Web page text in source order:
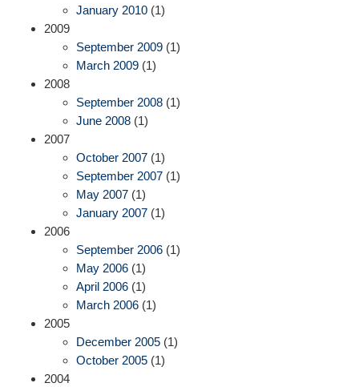
January 2010 (1)
2009
September 2009 (1)
March 2009 (1)
2008
September 2008 (1)
June 2008 (1)
2007
October 2007 (1)
September 2007 (1)
May 2007 (1)
January 2007 (1)
2006
September 2006 (1)
May 2006 (1)
April 2006 (1)
March 2006 (1)
2005
December 2005 (1)
October 2005 (1)
2004